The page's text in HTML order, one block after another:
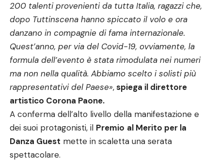
200 talenti provenienti da tutta Italia, ragazzi che,
dopo Tuttinscena hanno spiccato il volo e ora
danzano in compagnie di fama internazionale.
Quest’anno, per via del Covid-19, ovviamente, la
formula dell’evento è stata rimodulata nei numeri
ma non nella qualità. Abbiamo scelto i solisti più
rappresentativi del Paese»,spiega il direttore
artistico Corona Paone.
A conferma dell’alto livello della manifestazione e
dei suoi protagonisti, il Premio al Merito per la
Danza Guest mette in scaletta una serata
spettacolare.